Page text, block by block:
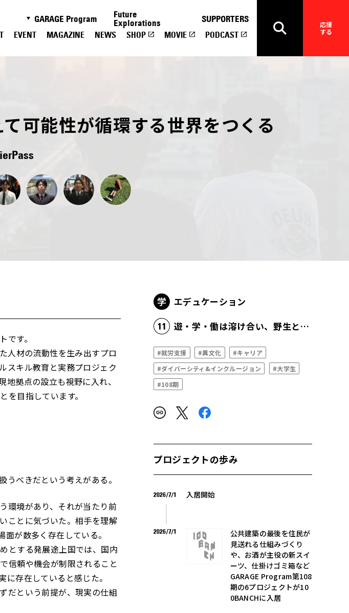
応援
する
GARAGE Program
Future
Explorations
SUPPORTERS
EVENT MAGAZINE NEWS SHOP MOVIE PODCAST
可能性が循環する世界をつくる
す。
人材の流動性を生み出すプロ
スキル教育と実務プロジェク
拠点の設立も視野に入れ、
目指しています。
べきだという考えがある。
環境があり、それが当たり前
ことに気づいた。相手を理解
が数多く存在している。
とする発展途上国では、国内
信頼や機会が制限されること
存在していると感じた。
だという前提が、現実の仕組
エデュケーション
遊・学・働は溶け合い、野生と創造性がむき出しになる
#就労支援 #異文化
#キャリア
#ダイバーシティ&インクルージョン
#大学生
#108期
プロジェクトの歩み
2026/7/1 入居開始
2026/7/1
公共建築の最後を住民が
見送れる仕組みづくり
や、お酒が主役の新スイ
ーツ、仕掛けゴミ箱など
GARAGE Program第108
期の6プロジェクトが10
0BANCHに入居